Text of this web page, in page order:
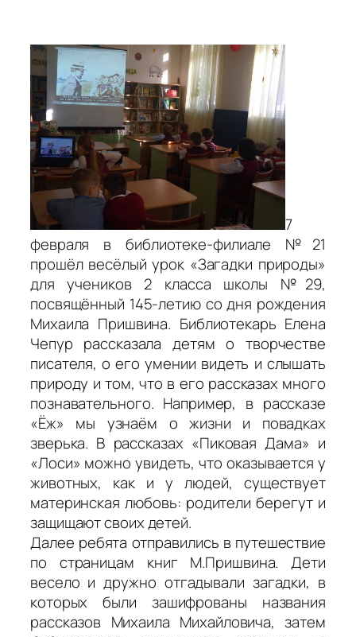
7
февраля в библиотеке-филиале №21
прошёл весёлый урок «Загадки природы»
для учеников 2 класса школы №29,
посвящённый 145-летию со дня рождения
Михаила Пришвина. Библиотекарь Елена
Чепур рассказала детям о творчестве
писателя, о его умении видеть и слышать
природу и том, что в его рассказах много
познавательного. Например, в рассказе
«Ёж» мы узнаём о жизни и повадках
зверька. В рассказах «Пиковая Дама» и
«Лоси» можно увидеть, что оказывается у
животных, как и у людей, существует
материнская любовь: родители берегут и
защищают своих детей.
Далее ребята отправились в путешествие
по страницам книг М.Пришвина. Дети
весело и дружно отгадывали загадки, в
которых были зашифрованы названия
рассказов Михаила Михайловича, затем